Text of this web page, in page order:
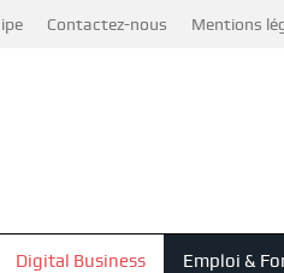
Contactez-nous Mentions
Digital Business Emploi &